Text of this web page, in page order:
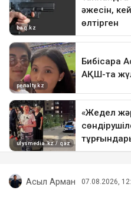
Асыл Арман 07.08.2026,